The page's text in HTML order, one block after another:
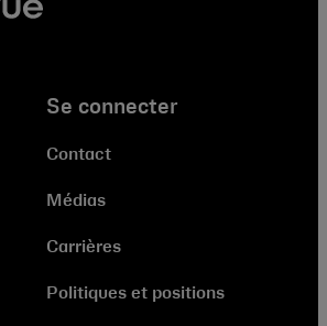
Se connecter
Contact
Médias
Carrières
Politiques et positions